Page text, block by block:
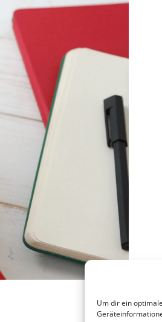
Um dir ein